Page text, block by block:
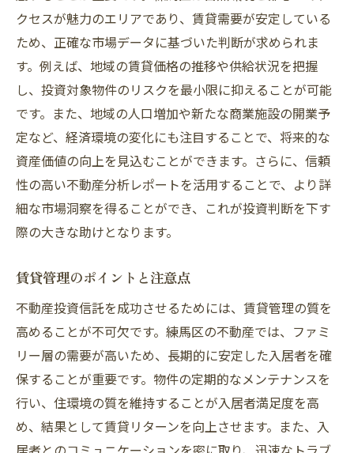
クセスが魅力のエリアであり、賃貸需要が安定している
ため、正確な市場データに基づいた判断が求められま
す。例えば、地域の賃貸価格の推移や供給状況を把握
し、投資対象物件のリスクを最小限に抑えることが可能
です。また、地域の人口増加や新たな商業施設の開業予
定など、経済環境の変化にも注目することで、将来的な
資産価値の向上を見込むことができます。さらに、信頼
性の高い不動産分析レポートを活用することで、より詳
細な市場洞察を得ることができ、これが投資判断を下す
際の大きな助けとなります。
賃貸管理のポイントと注意点
不動産投資信託を成功させるためには、賃貸管理の質を
高めることが不可欠です。練馬区の不動産では、ファミ
リー層の需要が高いため、長期的に安定した入居者を確
保することが重要です。物件の定期的なメンテナンスを
行い、住環境の質を維持することが入居者満足度を高
め、結果として賃貸リターンを向上させます。また、入